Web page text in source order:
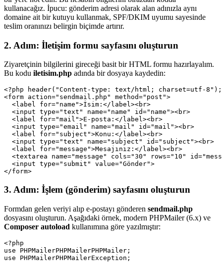
kullanacağız. İpucu: gönderim adresi olarak alan adınızla aynı
domaine ait bir kutuyu kullanmak, SPF/DKIM uyumu sayesinde
teslim oranınızı belirgin biçimde artırır.
2. Adım: İletişim formu sayfasını oluşturun
Ziyaretçinin bilgilerini gireceği basit bir HTML formu hazırlayalım.
Bu kodu iletisim.php adında bir dosyaya kaydedin:
<?php header("Content-type: text/html; charset=utf-
<form action="sendmail.php" method="post">
  <label for="name">İsim:</label><br>
  <input type="text" name="name" id="name"><br>
  <label for="mail">E-posta:</label><br>
  <input type="email" name="mail" id="mail"><br>
  <label for="subject">Konu:</label><br>
  <input type="text" name="subject" id="subject"><br>
  <label for="message">Mesajınız:</label><br>
<textarea name="message" cols="30" rows="10"
  <input type="submit" value="Gönder">
</form>
3. Adım: İşlem (gönderim) sayfasını oluşturun
Formdan gelen veriyi alıp e-postayı gönderen sendmail.php
dosyasını oluşturun. Aşağıdaki örnek, modern PHPMailer (6.x) ve
Composer autoload kullanımına göre yazılmıştır:
<?php
use PHPMailerPHPMailerPHPMailer;
use PHPMailerPHPMailerException;